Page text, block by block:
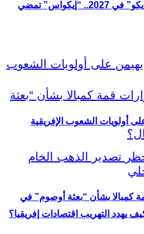
كمبالا بشأن “بعثة أوصوم” في
إطلاق العملة الموحدة “إيكو” في 2027.. “إيكواس” تمضي
أولويات الشعوب الإفريقية
يهدد التهريب اقتصادات إفريقيا؟